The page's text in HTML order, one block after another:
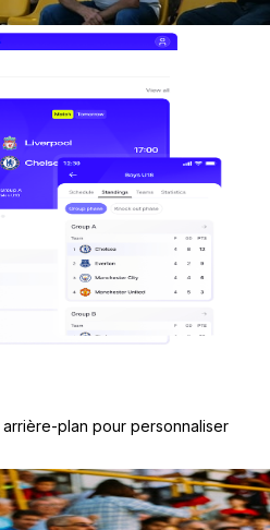
plan pour personnaliser